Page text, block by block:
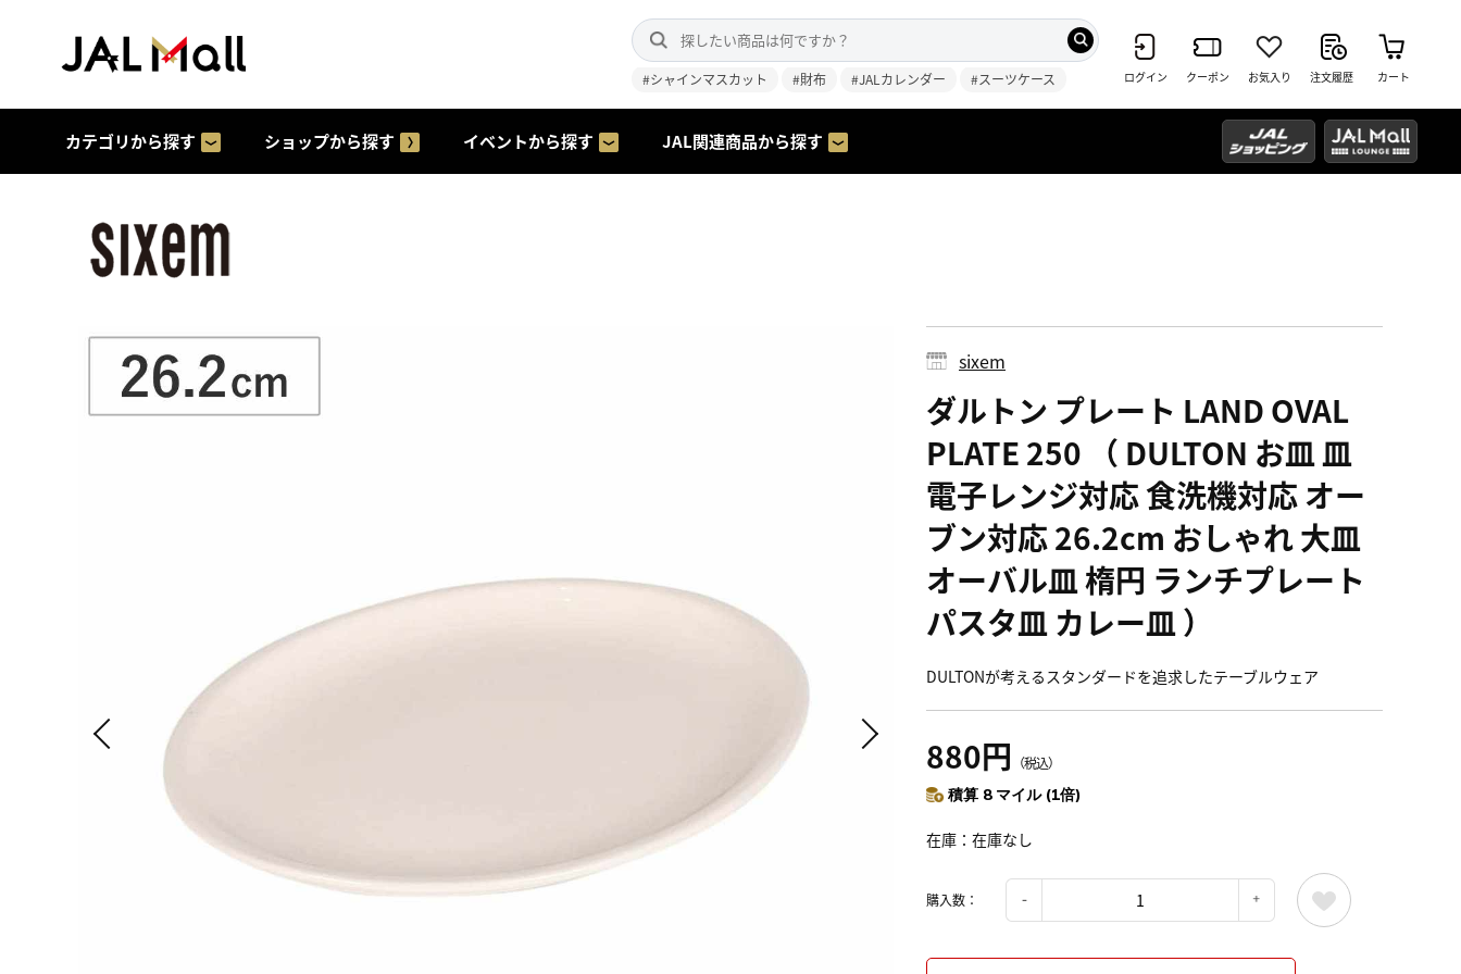
#シャインマスカット #財布 #JALカレンダー #スーツケース ログイン クーポン お気入り 注文履歴 カート
カテゴリから探す ショップから探す イベントから探す JAL関連商品から探す
sixem
ダルトン プレート LAND OVAL
PLATE 250 （ DULTON お皿 皿
電子レンジ対応 食洗機対応 オー
ブン対応 26.2cm おしゃれ 大皿
オーバル皿 楕円 ランチプレート
パスタ皿 カレー皿 ）
DULTONが考えるスタンダードを追求したテーブルウェア
880円 （税込）
積算 8 マイル (1倍)
在庫 在庫なし
購入数：